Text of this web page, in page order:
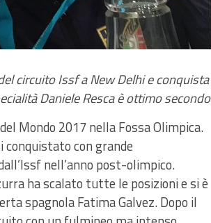
circuito Issf a New Delhi e conquista
Daniele Resca è ottimo secondo
Mondo 2017 nella Fossa Olimpica.
con grande
nell’anno post-olimpico.
ha scalato tutte le posizioni e si è
spagnola Fatima Galvez. Dopo il